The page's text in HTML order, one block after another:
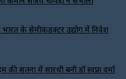
भारत के सेमीकंडक्टर उद्योग में निवेश
की सतना में सारथी बनी डाॅ स्वप्ना वर्मा